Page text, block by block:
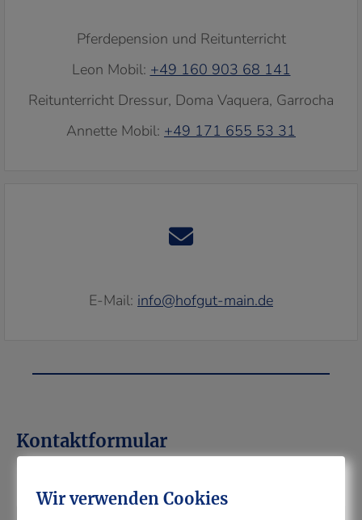
Pferdepension und Reitunterricht
Leon Mobil: +49 160 903 68 141
Reitunterricht Dressur, Doma Vaquera, Garrocha
Annette Mobil: +49 171 655 53 31
E-Mail: info@hofgut-main.de
Kontaktformular
Name*
Wir verwenden Cookies